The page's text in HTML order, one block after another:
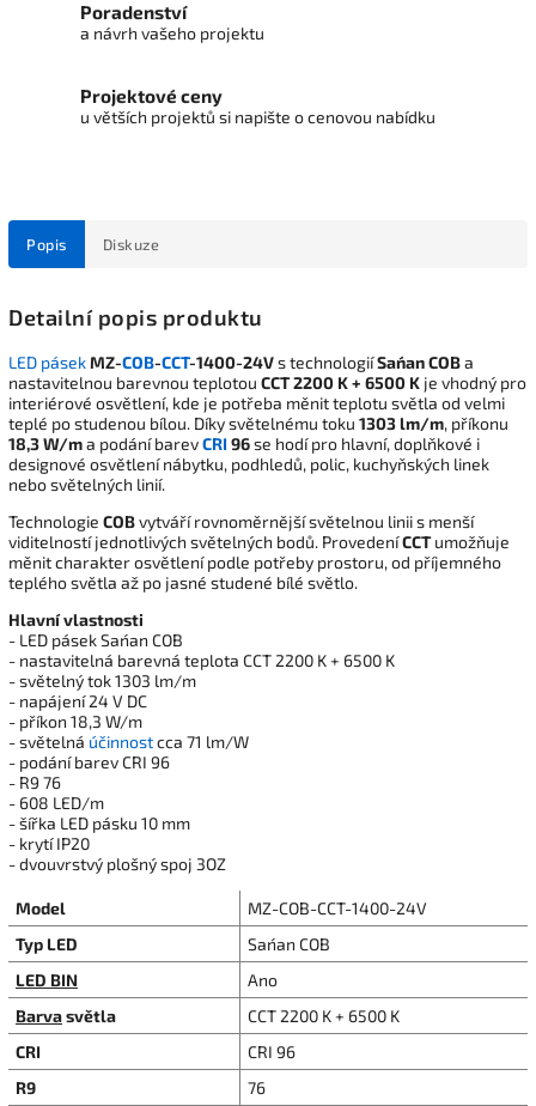
Poradenství
a návrh vašeho projektu
Projektové ceny
u větších projektů si napište o cenovou nabídku
Popis Diskuze
Detailní popis produktu
LED pásekMZ-COB-CCT-1400-24Vs technologiíSan´an COBa
nastavitelnou barevnou teplotou CCT 2200 K + 6500 K je vhodný pro
interiérové osvětlení, kde je potřeba měnit teplotu světla od velmi
teplé po studenou bílou. Díky světelnému toku 1303 lm/m, příkonu
18,3 W/ma podání barevCRI96se hodí pro hlavní, doplňkové i
designové osvětlení nábytku, podhledů, polic, kuchyňských linek
nebo světelných linií.
Technologie COBvytváří rovnoměrnější světelnou linii s menší
viditelností jednotlivých světelných bodů. ProvedeníCCTumožňuje
měnit charakter osvětlení podle potřeby prostoru, od příjemného
teplého světla až po jasné studené bílé světlo.
Hlavní vlastnosti
- LED pásek San´an COB
- nastavitelná barevná teplota CCT 2200 K + 6500 K
- světelný tok 1303 lm/m
- napájení 24 V DC
- příkon 18,3 W/m
- světelná účinnostcca 71 lm/W
- podání barev CRI 96
- R9 76
- 608 LED/m
- šířka LED pásku 10 mm
- krytí IP20
- dvouvrstvý plošný spoj 3OZ
Model
MZ-COB-CCT-1400-24V
Typ LED
San´an COB
LED BIN
Ano
Barvasvětla
CCT 2200 K + 6500 K
CRI
CRI 96
R9
76